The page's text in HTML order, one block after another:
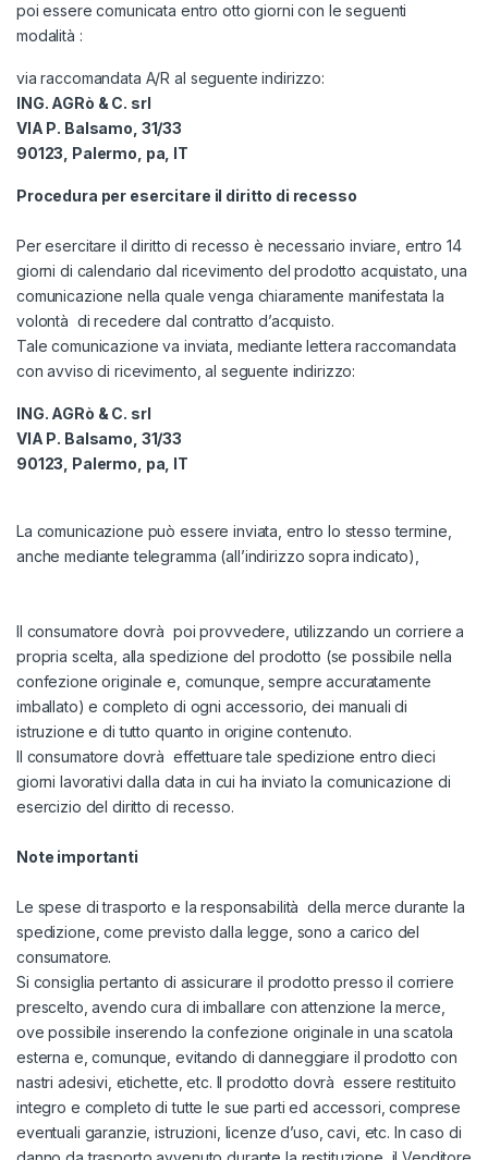
poi essere comunicata entro otto giorni con le seguenti
modalità :
via raccomandata A/R al seguente indirizzo:
ING. AGRò & C. srl
VIA P. Balsamo, 31/33
90123, Palermo, pa, IT
Procedura per esercitare il diritto di recesso
Per esercitare il diritto di recesso è necessario inviare, entro 14
giorni di calendario dal ricevimento del prodotto acquistato, una
comunicazione nella quale venga chiaramente manifestata la
volontà di recedere dal contratto d’acquisto.
Tale comunicazione va inviata, mediante lettera raccomandata
con avviso di ricevimento, al seguente indirizzo:
ING. AGRò & C. srl
VIA P. Balsamo, 31/33
90123, Palermo, pa, IT
La comunicazione può essere inviata, entro lo stesso termine,
anche mediante telegramma (all’indirizzo sopra indicato),
Il consumatore dovrà poi provvedere, utilizzando un corriere a
propria scelta, alla spedizione del prodotto (se possibile nella
confezione originale e, comunque, sempre accuratamente
imballato) e completo di ogni accessorio, dei manuali di
istruzione e di tutto quanto in origine contenuto.
Il consumatore dovrà effettuare tale spedizione entro dieci
giorni lavorativi dalla data in cui ha inviato la comunicazione di
esercizio del diritto di recesso.
Note importanti
Le spese di trasporto e la responsabilità della merce durante la
spedizione, come previsto dalla legge, sono a carico del
consumatore.
Si consiglia pertanto di assicurare il prodotto presso il corriere
prescelto, avendo cura di imballare con attenzione la merce,
ove possibile inserendo la confezione originale in una scatola
esterna e, comunque, evitando di danneggiare il prodotto con
nastri adesivi, etichette, etc. Il prodotto dovrà essere restituito
integro e completo di tutte le sue parti ed accessori, comprese
eventuali garanzie, istruzioni, licenze d’uso, cavi, etc. In caso di